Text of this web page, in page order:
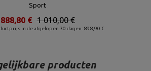
Sport
in de afgelopen 30 dagen: 898,90 €
1 010,00 €
888,80 €
producten